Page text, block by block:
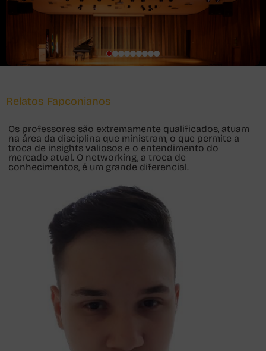
Relatos Fapconianos
Os professores são extremamente qualificados, atuam
na área da disciplina que ministram, o que permite a
troca de insights valiosos e o entendimento do
mercado atual. O networking, a troca de
conhecimentos, é um grande diferencial.